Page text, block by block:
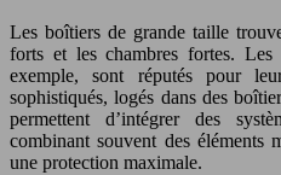
Les boîtiers de grande taille
forts et les chambres fortes. Les
exemple, sont réputés pour
sophistiqués, logés dans des
permettent d’intégrer des
combinant souvent des éléments
une protection maximale.